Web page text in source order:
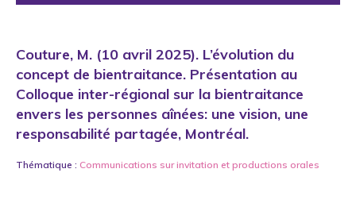
Couture, M. (10 avril 2025). L’évolution du
concept de bientraitance. Présentation au
Colloque inter-régional sur la bientraitance
envers les personnes aînées: une vision, une
responsabilité partagée, Montréal.
Thématique : Communications sur invitation et productions orales